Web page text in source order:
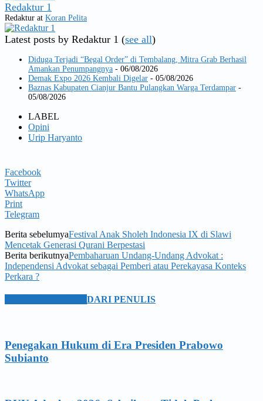
Redaktur 1
Redaktur at Koran Pelita
Latest posts by Redaktur 1 (see all)
Diduga Terjadi “Begal Order” di Tembalang, Mitra Grab Berhasil
Amankan Penumpangnya - 06/08/2026
Demak Expo 2026 Kembali Digelar - 05/08/2026
Baznas Kabupaten Cianjur Bantu Pulangkan Warga Terdampar -
05/08/2026
LABEL
Opini
Urip Haryanto
Facebook
Twitter
WhatsApp
Print
Telegram
Berita sebelumyaFestival Anak Sholeh Indonesia IX di Slawi
Mencetak Generasi Qurani Berpestasi
Berita berikutnyaPembaharuan Undang-Undang Advokat :
Independensi Advokat sebagai Pemberi atau Perekayasa Konteks
Perkara ?
DARI PENULIS
Penegakan Hukum di Era Presiden Prabowo
Subianto